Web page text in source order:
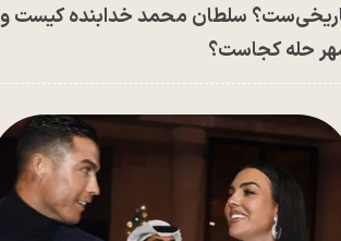
سلطان محمد خدابنده کیست و
حله کجاست؟